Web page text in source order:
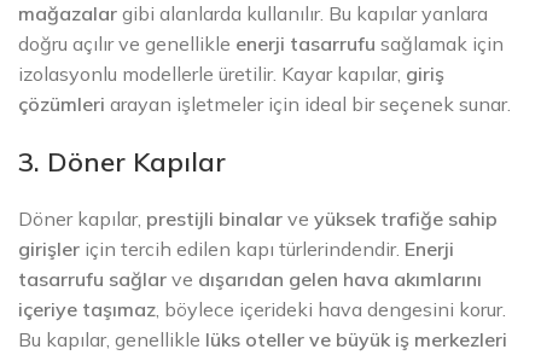
mağazalar gibi alanlarda kullanılır. Bu kapılar yanlara
doğru açılır ve genellikle enerji tasarrufu sağlamak için
izolasyonlu modellerle üretilir. Kayar kapılar, giriş
çözümleri arayan işletmeler için ideal bir seçenek sunar.
3. Döner Kapılar
Döner kapılar, prestijli binalar ve yüksek trafiğe sahip
girişler için tercih edilen kapı türlerindendir. Enerji
tasarrufu sağlar ve dışarıdan gelen hava akımlarını
içeriye taşımaz, böylece içerideki hava dengesini korur.
Bu kapılar, genellikle lüks oteller ve büyük iş merkezleri